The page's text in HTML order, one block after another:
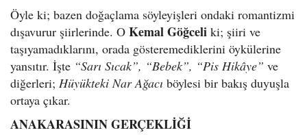
Öyle ki; bazen doğaçlama söyleyişleri ondaki romantizmi
dışavurur şiirlerinde. O Kemal Göğceli ki; şiiri ve
taşıyamadıklarını, orada gösteremediklerini öykülerine
yansıtır. İşte “Sarı Sıcak”, “Bebek”, “Pis Hikâye” ve
diğerleri; Hüyükteki Nar Ağacı böylesi bir bakış duyuşla
ortaya çıkar.
ANAKARASININ GERÇEKLİĞİ